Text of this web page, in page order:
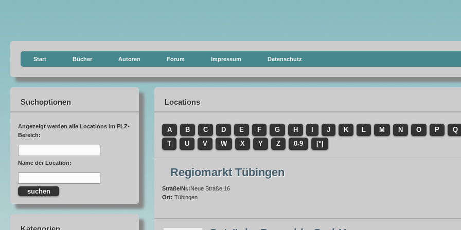
Start Bücher Autoren Forum Impressum Datenschutz
Suchoptionen
Angezeigt werden alle Locations im PLZ-
Bereich:
Name der Location:
Locations
A B C D E F G H J K L M N O P
Q
T
U V W X Y Z 0-9 [*]
Regiomarkt Tübingen
Straße/Nr.:Neue Straße 16
Ort: Tübingen